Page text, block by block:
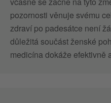
pozornosti věnuje svému
zdraví po padesátce není
důležitá součást ženské
medicína dokáže efektivně